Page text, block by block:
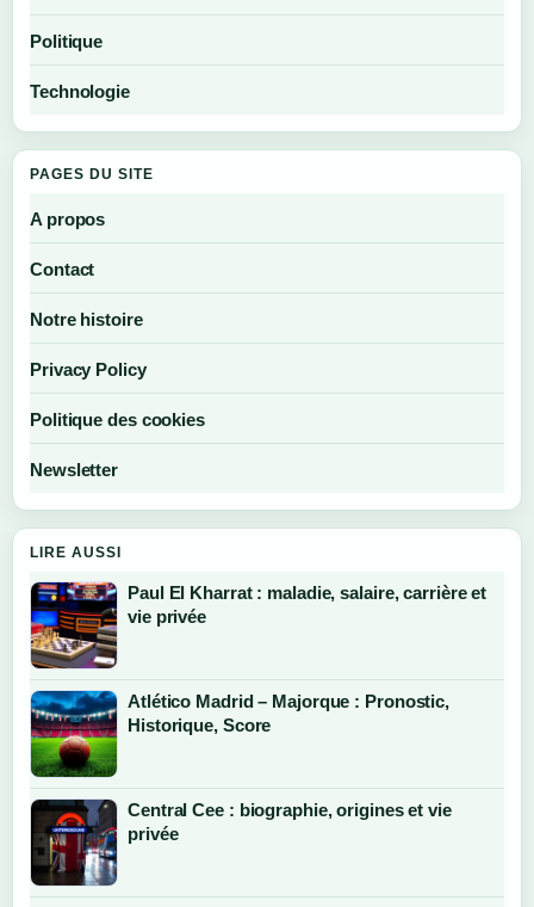
Politique
Technologie
PAGES DU SITE
A propos
Contact
Notre histoire
Privacy Policy
Politique des cookies
Newsletter
LIRE AUSSI
Paul El Kharrat : maladie, salaire, carrière et
vie privée
Atlético Madrid – Majorque : Pronostic,
Historique, Score
Central Cee : biographie, origines et vie
privée